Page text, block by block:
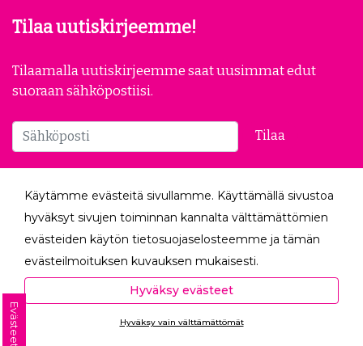
Tietosuojaseloste
Tilaa uutiskirjeemme!
Tilaamalla uutiskirjeemme saat uusimmat edut
Seuraa meitä
Käytämme evästeitä sivullamme. Käyttämällä sivustoa
hyväksyt sivujen toiminnan kannalta välttämättömien
evästeiden käytön tietosuojaselosteemme ja tämän
evästeilmoituksen kuvauksen mukaisesti.
Hyväksyessäsi analytiikka- ja markkinointievästeet
autat meitä mittaamaan ja analysoimaan
verkkosivumme toimintaa ja käyttöä (Analytiikka ja
Hyväksy evästeet
Hyväksy vain välttämättömät
Evästeet